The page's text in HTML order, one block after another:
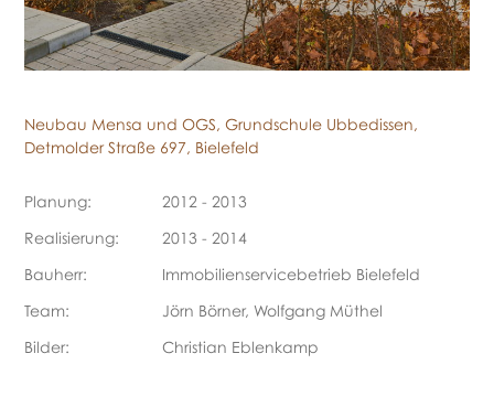
Neubau Mensa und OGS, Grundschule Ubbedissen,
Detmolder Straße 697, Bielefeld
Planung:
2012 - 2013
Realisierung:
2013 - 2014
Bauherr:
Immobilienservicebetrieb Bielefeld
Team:
Jörn Börner, Wolfgang Müthel
Bilder:
Christian Eblenkamp